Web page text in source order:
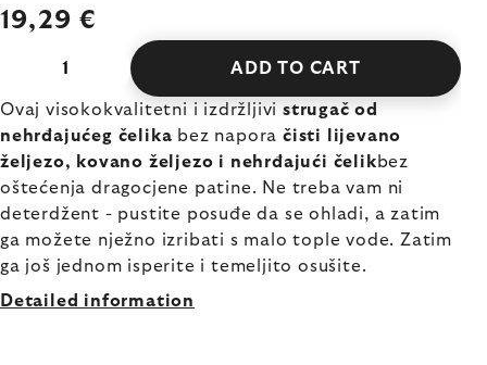
19,29 €
ADD TO CART
Ovaj visokokvalitetni i izdržljivi strugač od
nehrđajućeg čelika bez naporačisti lijevano
željezo, kovano željezo i nehrđajući čelikbez
oštećenja dragocjene patine. Ne treba vam ni
deterdžent - pustite posuđe da se ohladi, a zatim
ga možete nježno izribati s malo tople vode. Zatim
ga još jednom isperite i temeljito osušite.
Detailed information